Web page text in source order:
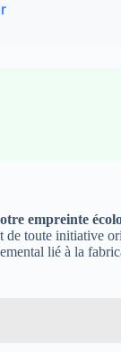
empreinte
toute initiative
lié à la